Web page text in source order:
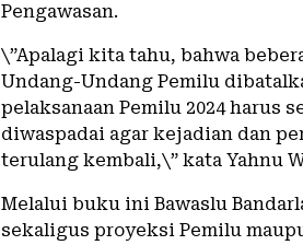
Pengawasan.
\”Apalagi kita tahu, bahwa
Undang-Undang Pemilu
pelaksanaan Pemilu 2024 harus
diwaspadai agar kejadian dan
terulang kembali,\” kata Yahnu
Melalui buku ini Bawaslu
sekaligus proyeksi Pemilu